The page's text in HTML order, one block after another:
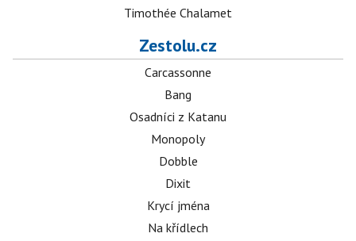
Timothée Chalamet
Zestolu.cz
Carcassonne
Bang
Osadníci z Katanu
Monopoly
Dobble
Dixit
Krycí jména
Na křídlech